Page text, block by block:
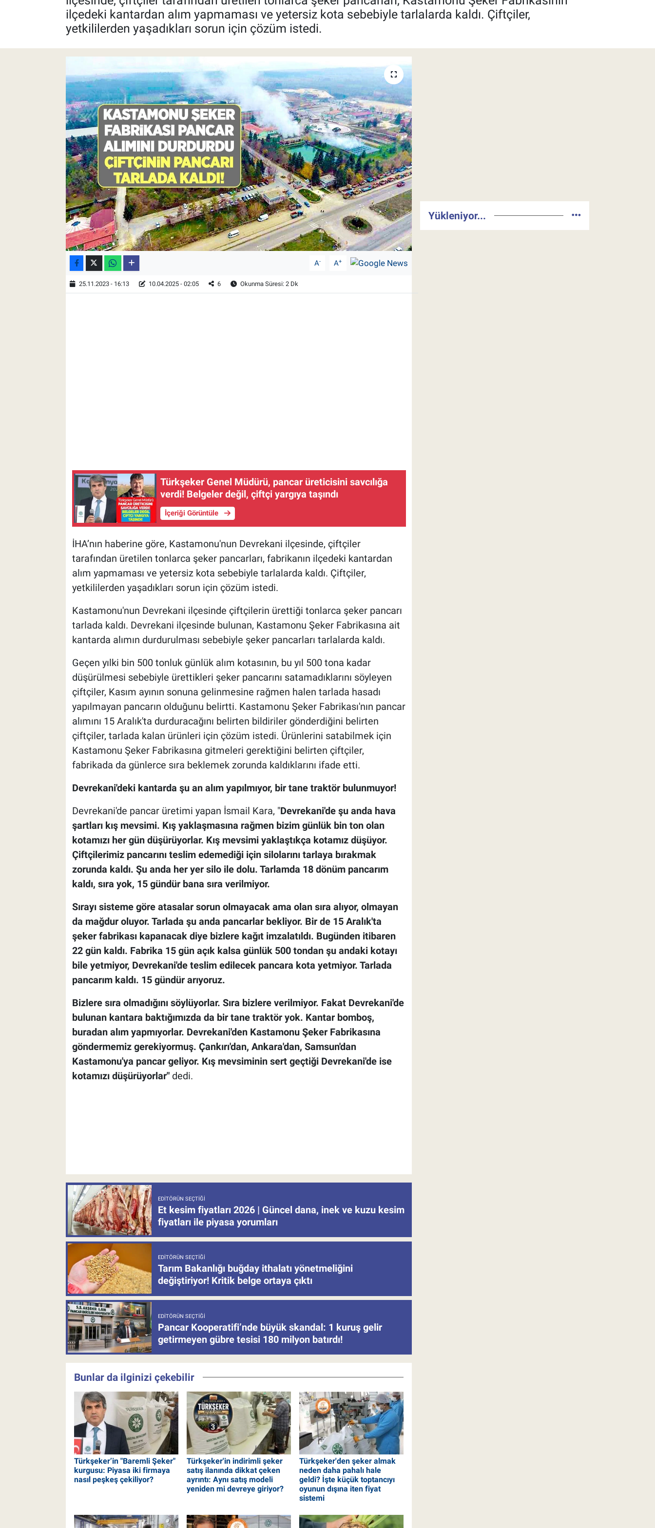
ilçedeki kantardan alım yapmaması ve yetersiz kota sebebiyle tarlalarda kaldı. Çiftçiler,
yetkililerden yaşadıkları sorun için çözüm istedi.
A- A+
25.11.2023 - 16:13 10.04.2025 - 02:05 6 Okunma Süresi: 2 Dk
Türkşeker Genel Müdürü, pancar üreticisini savcılığa
verdi! Belgeler değil, çiftçi yargıya taşındı
İçeriği Görüntüle
İHA’nın haberine göre, Kastamonu'nun Devrekani ilçesinde, çiftçiler
tarafından üretilen tonlarca şeker pancarları, fabrikanın ilçedeki kantardan
alım yapmaması ve yetersiz kota sebebiyle tarlalarda kaldı. Çiftçiler,
yetkililerden yaşadıkları sorun için çözüm istedi.
Kastamonu'nun Devrekani ilçesinde çiftçilerin ürettiği tonlarca şeker pancarı
tarlada kaldı. Devrekani ilçesinde bulunan, Kastamonu Şeker Fabrikasına ait
kantarda alımın durdurulması sebebiyle şeker pancarları tarlalarda kaldı.
Geçen yılki bin 500 tonluk günlük alım kotasının, bu yıl 500 tona kadar
düşürülmesi sebebiyle ürettikleri şeker pancarını satamadıklarını söyleyen
çiftçiler, Kasım ayının sonuna gelinmesine rağmen halen tarlada hasadı
yapılmayan pancarın olduğunu belirtti. Kastamonu Şeker Fabrikası'nın pancar
alımını 15 Aralık'ta durduracağını belirten bildiriler gönderdiğini belirten
çiftçiler, tarlada kalan ürünleri için çözüm istedi. Ürünlerini satabilmek için
Kastamonu Şeker Fabrikasına gitmeleri gerektiğini belirten çiftçiler,
fabrikada da günlerce sıra beklemek zorunda kaldıklarını ifade etti.
Devrekani'deki kantarda şu an alım yapılmıyor, bir tane traktör bulunmuyor!
Devrekani'de pancar üretimi yapan İsmail Kara, "Devrekani'de şu anda hava
şartları kış mevsimi. Kış yaklaşmasına rağmen bizim günlük bin ton olan
kotamızı her gün düşürüyorlar. Kış mevsimi yaklaştıkça kotamız düşüyor.
Çiftçilerimiz pancarını teslim edemediği için silolarını tarlaya bırakmak
zorunda kaldı. Şu anda her yer silo ile dolu. Tarlamda 18 dönüm pancarım
kaldı, sıra yok, 15 gündür bana sıra verilmiyor.
Sırayı sisteme göre atasalar sorun olmayacak ama olan sıra alıyor, olmayan
da mağdur oluyor. Tarlada şu anda pancarlar bekliyor. Bir de 15 Aralık'ta
şeker fabrikası kapanacak diye bizlere kağıt imzalatıldı. Bugünden itibaren
22 gün kaldı. Fabrika 15 gün açık kalsa günlük 500 tondan şu andaki kotayı
bile yetmiyor, Devrekani'de teslim edilecek pancara kota yetmiyor. Tarlada
pancarım kaldı. 15 gündür arıyoruz.
Bizlere sıra olmadığını söylüyorlar. Sıra bizlere verilmiyor. Fakat Devrekani'de
bulunan kantara baktığımızda da bir tane traktör yok. Kantar bomboş,
buradan alım yapmıyorlar. Devrekani'den Kastamonu Şeker Fabrikasına
göndermemiz gerekiyormuş. Çankırı'dan, Ankara'dan, Samsun'dan
Kastamonu'ya pancar geliyor. Kış mevsiminin sert geçtiği Devrekani'de ise
kotamızı düşürüyorlar"dedi.
EDITÖRÜN SEÇTIĞI
Et kesim fiyatları 2026 | Güncel dana, inek ve kuzu kesim
fiyatları ile piyasa yorumları
EDITÖRÜN SEÇTIĞI
Tarım Bakanlığı buğday ithalatı yönetmeliğini
değiştiriyor! Kritik belge ortaya çıktı
EDITÖRÜN SEÇTIĞI
Pancar Kooperatifi’nde büyük skandal: 1 kuruş gelir
getirmeyen gübre tesisi 180 milyon batırdı!
Bunlar da ilginizi çekebilir
Türkşeker’in "Baremli Şeker"
kurgusu: Piyasa iki firmaya
nasıl peşkeş çekiliyor?
Türkşeker'in indirimli şeker
satış ilanında dikkat çeken
ayrıntı: Aynı satış modeli
yeniden mi devreye giriyor?
Türkşeker'den şeker almak
neden daha pahalı hale
geldi? İşte küçük toptancıyı
oyunun dışına iten fiyat
sistemi
Yükleniyor...
Pankobirlik
Yetiştirici Soruyor
Dünyada Tarım
Üretici Birlikleri
Şeker ve Şekerli Mamüller
Tahıllar ve Baklagiller